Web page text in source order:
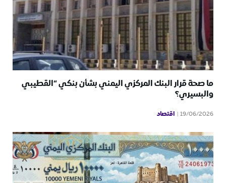
ما صحة قرار البنك المركزي اليمني بشأن بنكي “القطيبي
والبسيري؟
19/06/2026 اقتصاد